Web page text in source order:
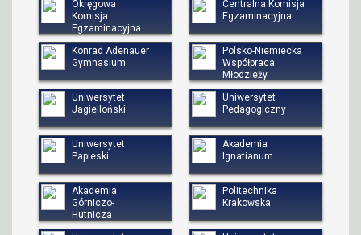
Okręgowa
Komisja
Egzaminacyjna
Centralna Komisja
Egzaminacyjna
Konrad Adenauer
Gymnasium
Polsko-Niemiecka
Współpraca
Młodzieży
Uniwersytet
Jagielloński
Uniwersytet
Pedagogiczny
Uniwersytet
Papieski
Akademia
Ignatianum
Akademia
Górniczo-
Hutnicza
Politechnika
Krakowska